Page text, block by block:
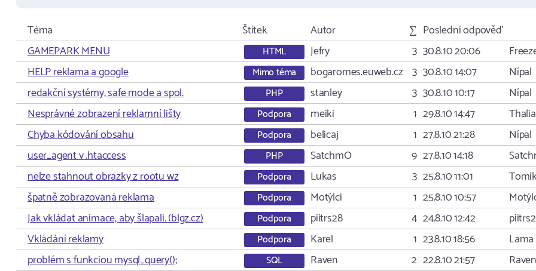
Téma Štítek Autor ∑ Poslední odpověď
GAMEPARK MENU
HTML Jefry 3 30.8.10 20:06
HELP reklama a google
Mimo téma bogaromes.euweb.cz 3 30.8.10 14:07
Nípal
redakční systémy, safe mode a spol.
PHP stanley 3 30.8.10 10:17
Nípal
Nesprávné zobrazení reklamní lišty
Podpora meiki 1 29.8.10 14:47
Thalia
Chyba kódování obsahu
Podpora belicaj 1 27.8.10 21:28
Nípal
user_agent v .htaccess
PHP SatchmO 9 27.8.10 14:18
nelze stahnout obrazky z rootu wz
Podpora Lukas 3 25.8.10 11:01
špatně zobrazovaná reklama
Podpora Motýlci 1 25.8.10 10:57
Jak vkládat animace, aby šlapali. (blgz.cz)
Podpora piitrs28 4 24.8.10 12:42
Vkládání reklamy
Podpora Karel 1 23.8.10 18:56
Lama
problém s funkciou mysql_query();
SQL Raven 2 22.8.10 21:57
Raven